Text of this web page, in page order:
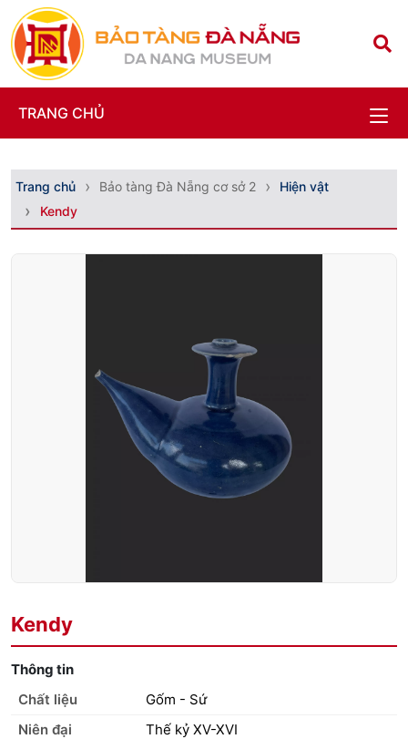
TRANG CHỦ
Trang chủ Bảo tàng Đà Nẵng cơ sở 2
Hiện vật
Kendy
Kendy
Thông tin
Chất liệu
Gốm - Sứ
Niên đại
Thế kỷ XV-XVI